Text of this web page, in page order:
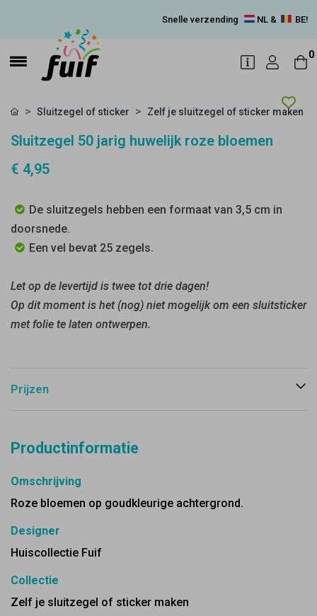
Snelle verzending NL & BE!
0
Sluitzegel of sticker Zelf je sluitzegel of sticker maken
Sluitzegel 50 jarig huwelijk roze bloemen
€ 4,95
De sluitzegels hebben een formaat van 3,5 cm in
doorsnede.
Een vel bevat 25 zegels.
Let op de levertijd is twee tot drie dagen!
Op dit moment is het (nog) niet mogelijk om een sluitsticker
met folie te laten ontwerpen.
Prijzen
Productinformatie
Omschrijving
Roze bloemen op goudkleurige achtergrond.
Designer
Huiscollectie Fuif
Collectie
Zelf je sluitzegel of sticker maken